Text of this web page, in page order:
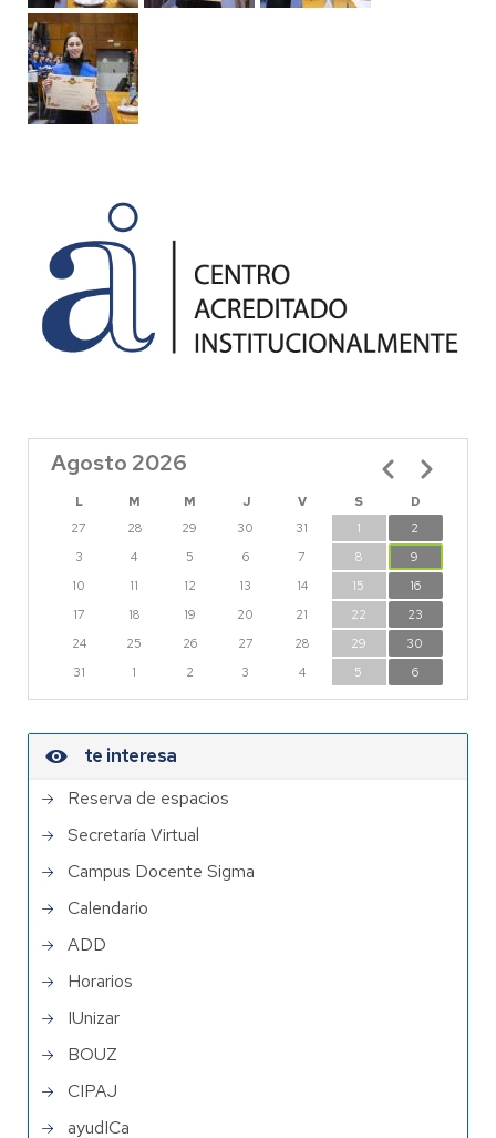
Agosto 2026
L M M J V S
D
27
28 29 30 31 1
2
3
4 5 6 7 8
9
10
11 12 13 14 15
16
17
18 19 20 21 22
23
24
25 26 27 28 29
30
31
1 2 3 4 5 6
Paginación
te interesa
Reserva de espacios
Secretaría Virtual
Campus Docente Sigma
Calendario
ADD
Horarios
IUnizar
BOUZ
CIPAJ
ayudICa